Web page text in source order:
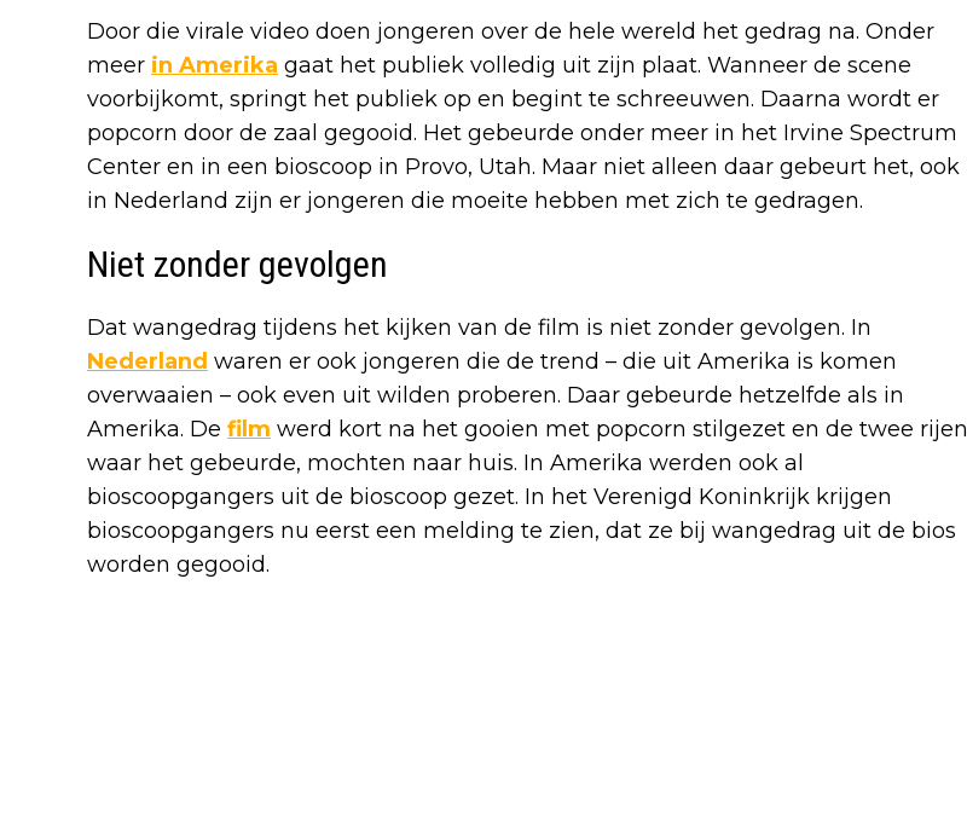
Door die virale video doen jongeren over de hele wereld het gedrag na. Onder
meer in Amerika gaat het publiek volledig uit zijn plaat. Wanneer de scene
voorbijkomt, springt het publiek op en begint te schreeuwen. Daarna wordt er
popcorn door de zaal gegooid. Het gebeurde onder meer in het Irvine Spectrum
Center en in een bioscoop in Provo, Utah. Maar niet alleen daar gebeurt het, ook
in Nederland zijn er jongeren die moeite hebben met zich te gedragen.
Niet zonder gevolgen
Dat wangedrag tijdens het kijken van de film is niet zonder gevolgen. In
Nederland waren er ook jongeren die de trend – die uit Amerika is komen
overwaaien – ook even uit wilden proberen. Daar gebeurde hetzelfde als in
Amerika. De film werd kort na het gooien met popcorn stilgezet en de twee rijen
waar het gebeurde, mochten naar huis. In Amerika werden ook al
bioscoopgangers uit de bioscoop gezet. In het Verenigd Koninkrijk krijgen
bioscoopgangers nu eerst een melding te zien, dat ze bij wangedrag uit de bios
worden gegooid.